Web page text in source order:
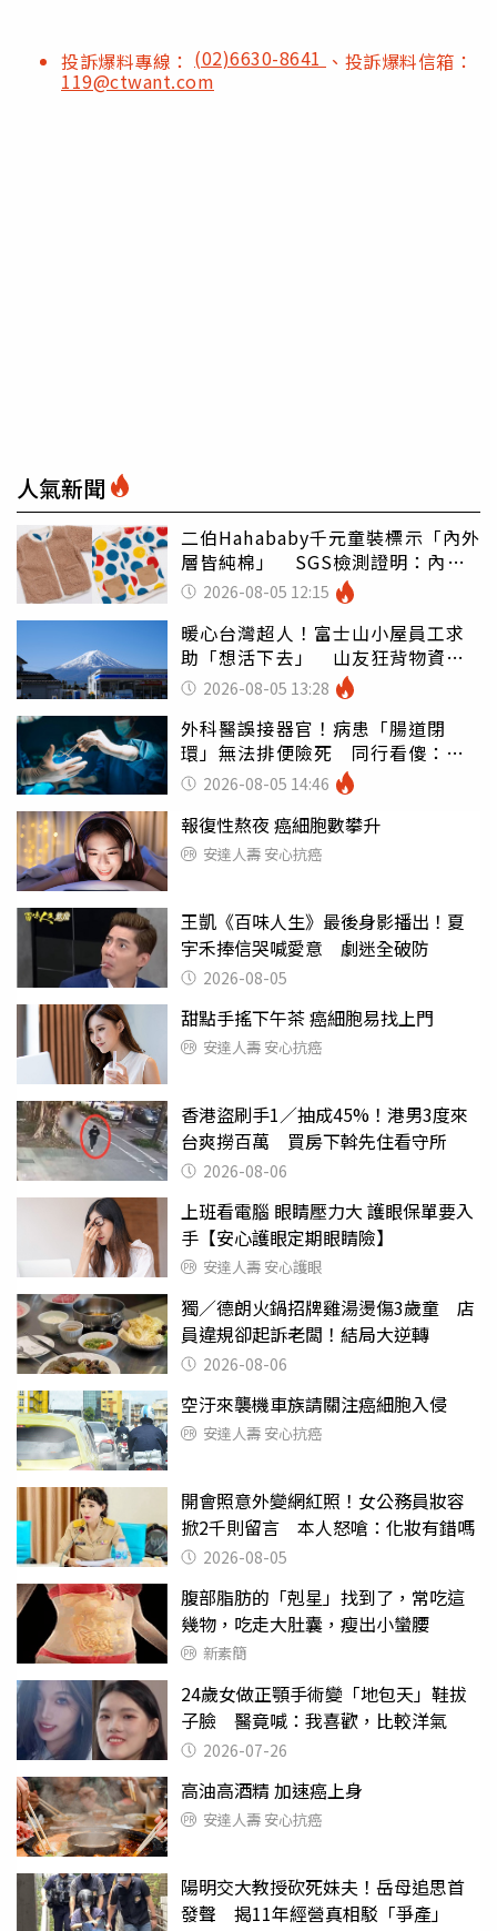
投訴爆料專線： (02)6630-8641 、投訴爆料信箱：
119@ctwant.com
人氣新聞
二伯Hahababy千元童裝標示「內外
層皆純棉」 SGS檢測證明：內裡
100%聚酯纖維
2026-08-05 12:15
暖心台灣超人！富士山小屋員工求
助「想活下去」 山友狂背物資上
山：台灣真的是寶島
2026-08-05 13:28
外科醫誤接器官！病患「腸道閉
環」無法排便險死 同行看傻：糟
糕至極
2026-08-05 14:46
報復性熬夜 癌細胞數攀升
安達人壽 安心抗癌
王凱《百味人生》最後身影播出！夏
宇禾捧信哭喊愛意 劇迷全破防
2026-08-05
甜點手搖下午茶 癌細胞易找上門
安達人壽 安心抗癌
香港盜刷手1／抽成45%！港男3度來
台爽撈百萬 買房下斡先住看守所
2026-08-06
上班看電腦 眼睛壓力大 護眼保單要入
手【安心護眼定期眼睛險】
安達人壽 安心護眼
獨／德朗火鍋招牌雞湯燙傷3歲童 店
員違規卻起訴老闆！結局大逆轉
2026-08-06
空汙來襲機車族請關注癌細胞入侵
安達人壽 安心抗癌
開會照意外變網紅照！女公務員妝容
掀2千則留言 本人怒嗆：化妝有錯嗎
2026-08-05
腹部脂肪的「剋星」找到了，常吃這
幾物，吃走大肚囊，瘦出小蠻腰
新素簡
24歲女做正顎手術變「地包天」鞋拔
子臉 醫竟喊：我喜歡，比較洋氣
2026-07-26
高油高酒精 加速癌上身
安達人壽 安心抗癌
陽明交大教授砍死妹夫！岳母追思首
發聲 揭11年經營真相駁「爭產」